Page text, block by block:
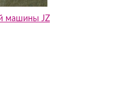
машины JZ